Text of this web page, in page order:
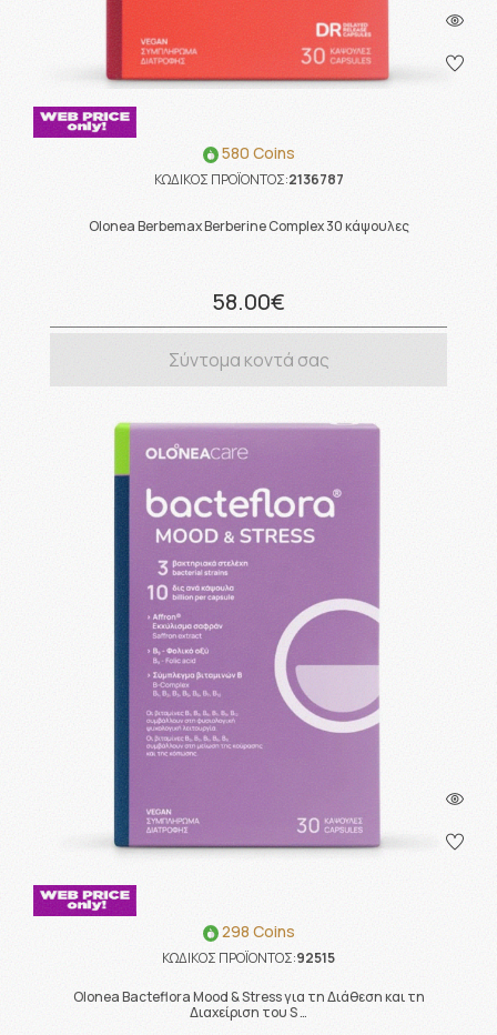
580 Coins
ΚΩΔΙΚΟΣ ΠΡΟΪΟΝΤΟΣ:2136787
Olonea Berbemax Berberine Complex 30 κάψουλες
58.00€
Σύντομα κοντά σας
298 Coins
ΚΩΔΙΚΟΣ ΠΡΟΪΟΝΤΟΣ:92515
Olonea Bacteflora Mood & Stress για τη Διάθεση και τη
Διαχείριση του S …